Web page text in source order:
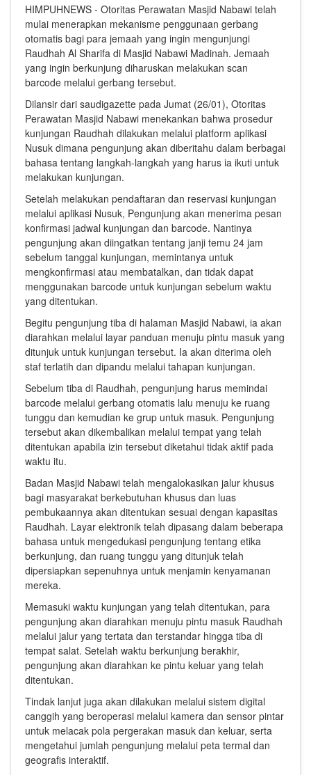
HIMPUHNEWS - Otoritas Perawatan Masjid Nabawi telah
mulai menerapkan mekanisme penggunaan gerbang
otomatis bagi para jemaah yang ingin mengunjungi
Raudhah Al Sharifa di Masjid Nabawi Madinah. Jemaah
yang ingin berkunjung diharuskan melakukan scan
barcode melalui gerbang tersebut.
Dilansir dari saudigazette pada Jumat (26/01), Otoritas
Perawatan Masjid Nabawi menekankan bahwa prosedur
kunjungan Raudhah dilakukan melalui platform aplikasi
Nusuk dimana pengunjung akan diberitahu dalam berbagai
bahasa tentang langkah-langkah yang harus ia ikuti untuk
melakukan kunjungan.
Setelah melakukan pendaftaran dan reservasi kunjungan
melalui aplikasi Nusuk, Pengunjung akan menerima pesan
konfirmasi jadwal kunjungan dan barcode. Nantinya
pengunjung akan diingatkan tentang janji temu 24 jam
sebelum tanggal kunjungan, memintanya untuk
mengkonfirmasi atau membatalkan, dan tidak dapat
menggunakan barcode untuk kunjungan sebelum waktu
yang ditentukan.
Begitu pengunjung tiba di halaman Masjid Nabawi, ia akan
diarahkan melalui layar panduan menuju pintu masuk yang
ditunjuk untuk kunjungan tersebut. Ia akan diterima oleh
staf terlatih dan dipandu melalui tahapan kunjungan.
Sebelum tiba di Raudhah, pengunjung harus memindai
barcode melalui gerbang otomatis lalu menuju ke ruang
tunggu dan kemudian ke grup untuk masuk. Pengunjung
tersebut akan dikembalikan melalui tempat yang telah
ditentukan apabila izin tersebut diketahui tidak aktif pada
waktu itu.
Badan Masjid Nabawi telah mengalokasikan jalur khusus
bagi masyarakat berkebutuhan khusus dan luas
pembukaannya akan ditentukan sesuai dengan kapasitas
Raudhah. Layar elektronik telah dipasang dalam beberapa
bahasa untuk mengedukasi pengunjung tentang etika
berkunjung, dan ruang tunggu yang ditunjuk telah
dipersiapkan sepenuhnya untuk menjamin kenyamanan
mereka.
Memasuki waktu kunjungan yang telah ditentukan, para
pengunjung akan diarahkan menuju pintu masuk Raudhah
melalui jalur yang tertata dan terstandar hingga tiba di
tempat salat. Setelah waktu berkunjung berakhir,
pengunjung akan diarahkan ke pintu keluar yang telah
ditentukan.
Tindak lanjut juga akan dilakukan melalui sistem digital
canggih yang beroperasi melalui kamera dan sensor pintar
untuk melacak pola pergerakan masuk dan keluar, serta
mengetahui jumlah pengunjung melalui peta termal dan
geografis interaktif.